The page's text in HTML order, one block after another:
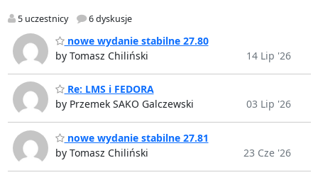
5 uczestnicy 6 dyskusje
nowe wydanie stabilne 27.80
by Tomasz Chiliński
14 Lip '26
Re: LMS i FEDORA
by Przemek SAKO Galczewski
03 Lip '26
nowe wydanie stabilne 27.81
by Tomasz Chiliński
23 Cze '26